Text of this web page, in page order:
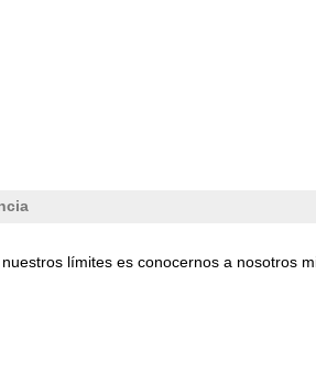
límites es conocernos a nosotros